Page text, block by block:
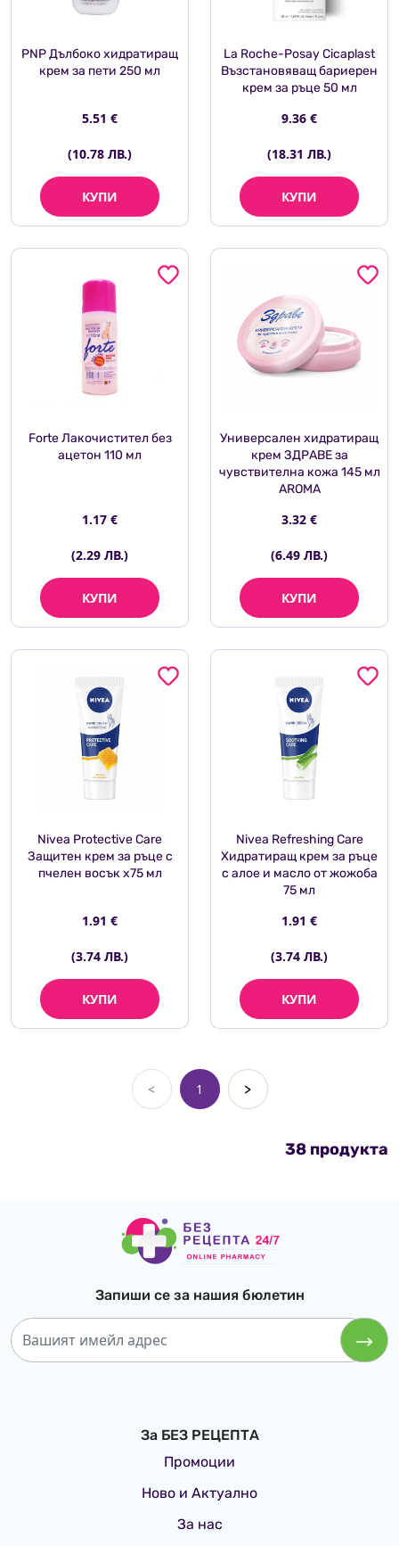
PNP Дълбоко хидратиращ
крем за пети 250 мл
5.51 €
(10.78 ЛВ.)
КУПИ
La Roche-Posay Cicaplast
Възстановяващ бариерен
крем за ръце 50 мл
9.36 €
(18.31 ЛВ.)
КУПИ
Forte Лакочистител без
ацетон 110 мл
1.17 €
(2.29 ЛВ.)
КУПИ
Универсален хидратиращ
крем ЗДРАВЕ за
чувствителна кожа 145 мл
AROMA
3.32 €
(6.49 ЛВ.)
КУПИ
Nivea Protective Care
Защитен крем за ръце с
пчелен восък х75 мл
1.91 €
(3.74 ЛВ.)
КУПИ
Nivea Refreshing Care
Хидратиращ крем за ръце
с алое и масло от жожоба
75 мл
1.91 €
(3.74 ЛВ.)
КУПИ
< 1 >
38 продукта
Запиши се за нашия бюлетин
За БЕЗ РЕЦЕПТА
Промоции
Ново и Актуално
За нас